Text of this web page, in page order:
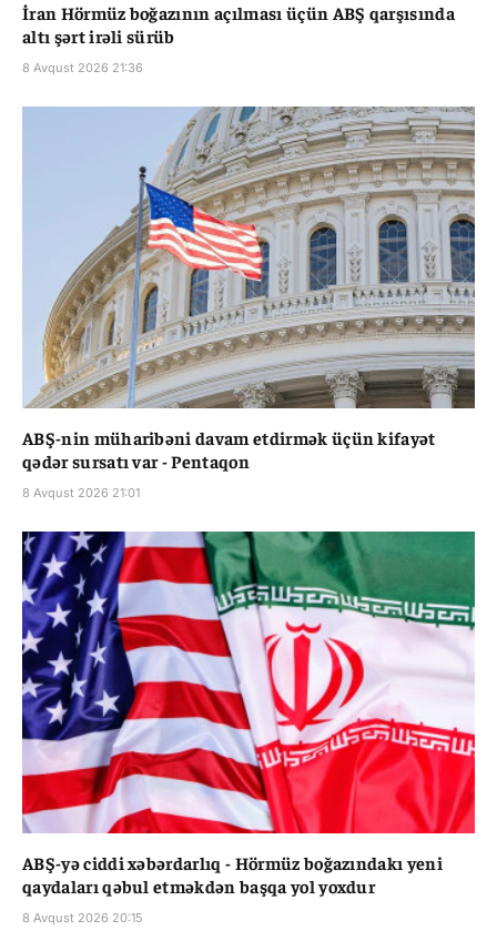
İran Hörmüz boğazının açılması üçün ABŞ qarşısında
altı şərt irəli sürüb
8 Avqust 2026 21:36
ABŞ-nin müharibəni davam etdirmək üçün kifayət
qədər sursatı var - Pentaqon
8 Avqust 2026 21:01
ABŞ-yə ciddi xəbərdarlıq - Hörmüz boğazındakı yeni
qaydaları qəbul etməkdən başqa yol yoxdur
8 Avqust 2026 20:15